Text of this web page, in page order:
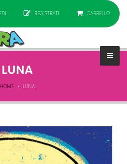
REGISTRATI CARRELLO
LUNA
HOME LUNA